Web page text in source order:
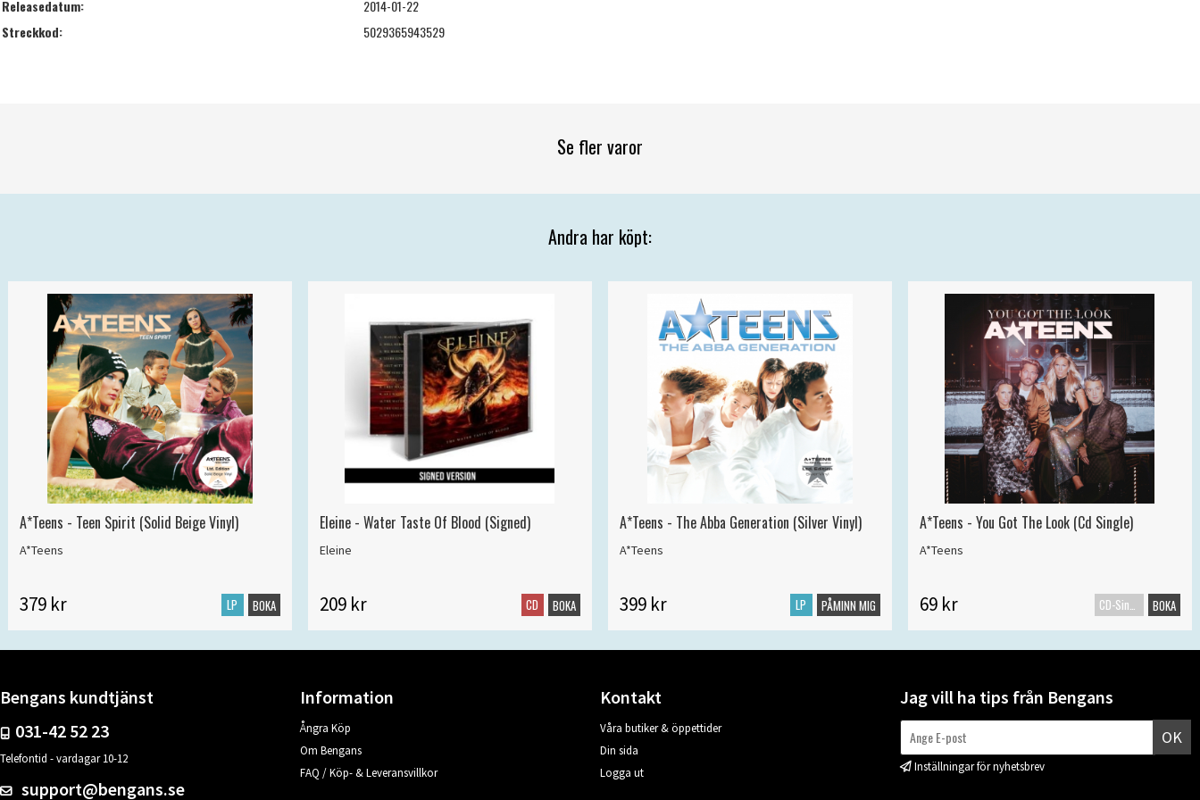
Releasedatum:
2014-01-22
Streckkod:
5029365943529
Se fler varor
Andra har köpt:
A*Teens - Teen Spirit (Solid Beige Vinyl)
A*Teens
379 kr LP BOKA
Eleine - Water Taste Of Blood (Signed)
Eleine
209 kr CD BOKA
A*Teens - The Abba Generation (Silver Vinyl)
A*Teens
399 kr LP PÅMINN MIG
A*Teens - You Got The Look (Cd Single)
A*Teens
69 kr CD-Singel BOKA
Bengans kundtjänst
031-42 52 23
Telefontid - vardagar 10-12
support@bengans.se
Information
Ångra Köp
Om Bengans
FAQ / Köp- & Leveransvillkor
Kontakt
Våra butiker & öppettider
Din sida
Logga ut
Jag vill ha tips från Bengans
OK
Inställningar för nyhetsbrev